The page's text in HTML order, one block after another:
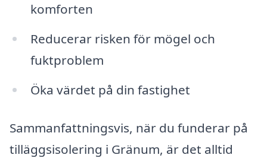
komforten
Reducerar risken för mögel och
fuktproblem
Öka värdet på din fastighet
Sammanfattningsvis, när du funderar på
tilläggsisolering i Gränum, är det alltid